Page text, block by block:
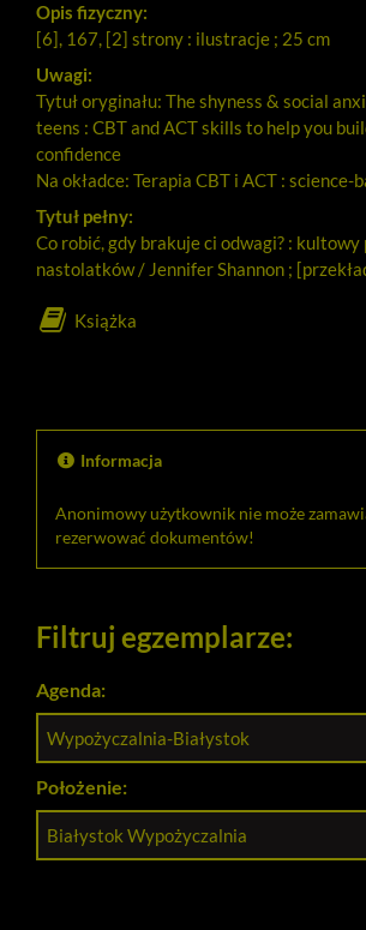
Opis fizyczny:
[6], 167, [2] strony : ilustracje ; 25 cm
Uwagi:
Tytuł oryginału: The shyness & social
teens : CBT and ACT skills to help you
confidence
Na okładce: Terapia CBT i ACT : science-
Tytuł pełny:
Co robić, gdy brakuje ci odwagi? : kultowy
nastolatków / Jennifer Shannon ;
Książka
Informacja
Anonimowy użytkownik nie może
rezerwować dokumentów!
Filtruj egzemplarze:
Agenda:
Wypożyczalnia-Białystok
Położenie:
Białystok Wypożyczalnia